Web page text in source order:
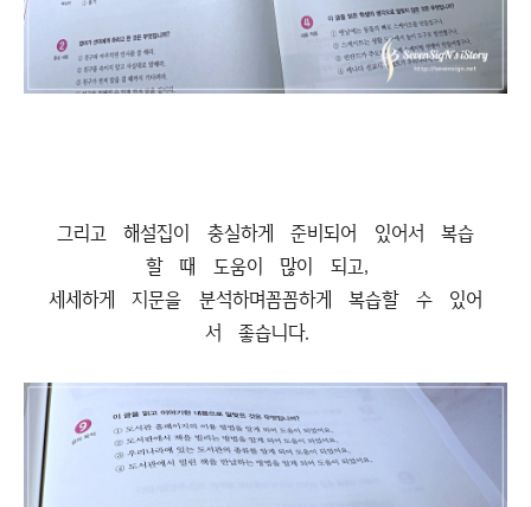
그리고 해설집이 충실하게 준비되어 있어서 복습
할 때 도움이 많이 되고,
세세하게 지문을 분석하며꼼꼼하게 복습할 수 있어
서 좋습니다.